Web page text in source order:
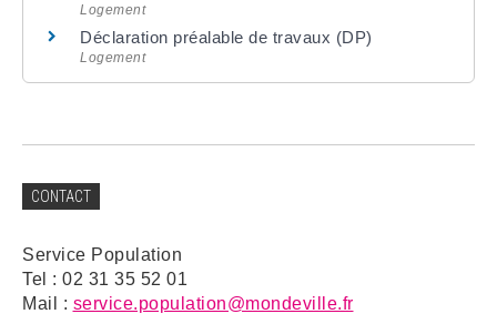
Logement
Déclaration préalable de travaux (DP)
Logement
CONTACT
Service Population
Tel : 02 31 35 52 01
Mail : service.population@mondeville.fr